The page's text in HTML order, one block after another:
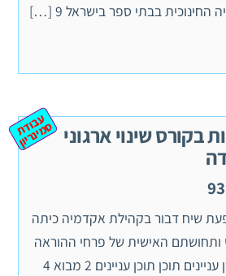
בקורס שינוי ארגוני
ע
ב
וד
ת
ס
מ
ינ
ר
יון
שיח דבור בקהילת אקדמיה כיתה
ותחושתם האישית של פרחי ההוראה
במערכת החינוך תוכן עניינים תוכן תוכן עניינים 2 מבוא 4